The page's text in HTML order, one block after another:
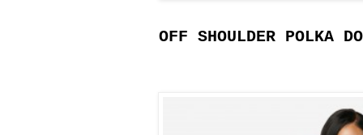
OFF SHOULDER POLKA